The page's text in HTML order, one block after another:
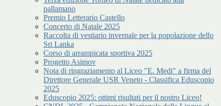
pallamano
Premio Letterario Castello
Concerto di Natale 2025
Raccolta di vestiario invernale per la popolazione dello
Sri Lanka
Corso di arrampicata sportiva 2025
Progetto Asimov
Nota di ringraziamento al Liceo "E. Medi" a firma del
Direttore Generale USR Veneto - Classifica Eduscopio
2025
Eduscopio 2025: ottimi risultati per il nostro Liceo!